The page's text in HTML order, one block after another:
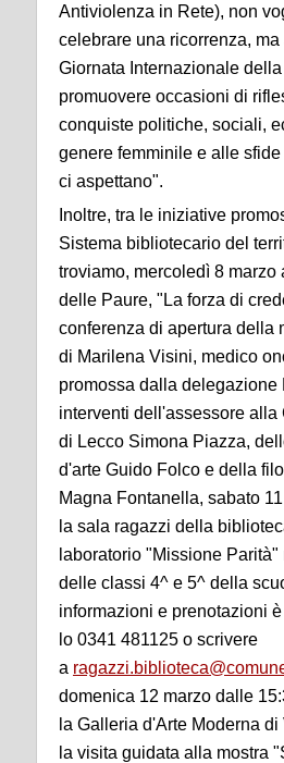
Antiviolenza in Rete), non
celebrare una ricorrenza, ma
Giornata Internazionale
promuovere occasioni di
conquiste politiche, sociali,
genere femminile e alle
ci aspettano".
Inoltre, tra le iniziative
Sistema bibliotecario del
troviamo, mercoledì 8
delle Paure, "La forza di
conferenza di apertura della
di Marilena Visini, medico
promossa dalla delegazione
interventi dell'assessore
di Lecco Simona Piazza,
d'arte Guido Folco e della
Magna Fontanella, sabato
la sala ragazzi della
laboratorio "Missione
delle classi 4^ e 5^ della
informazioni e prenotazioni
lo 0341 481125 o scrivere
a
domenica 12 marzo dalle
la Galleria d'Arte Moderna
la visita guidata alla mostra